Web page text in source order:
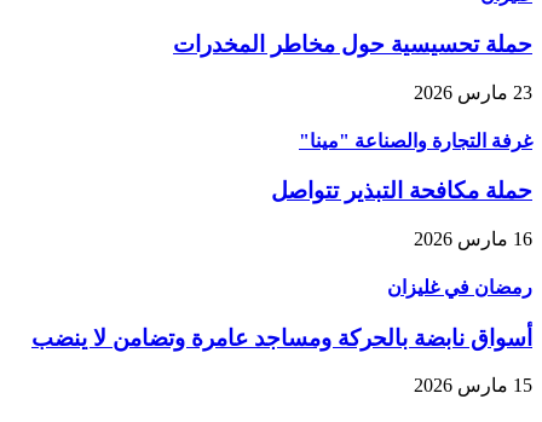
حملة تحسيسية حول مخاطر المخدرات
23 مارس 2026
غرفة التجارة والصناعة "مينا"
حملة مكافحة التبذير تتواصل
16 مارس 2026
رمضان في غليزان
أسواق نابضة بالحركة ومساجد عامرة وتضامن لا ينضب
15 مارس 2026